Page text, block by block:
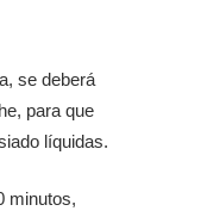
se deberá
para que
líquidas.
minutos,